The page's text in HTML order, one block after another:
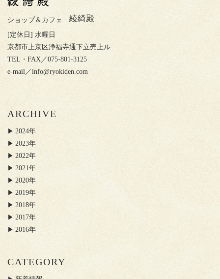
ショップ＆カフェ 綾綺殿
[定休日] 水曜日
京都市上京区浄福寺通下立売上ル
TEL・FAX／075-801-3125
e-mail／info@ryokiden.com
ARCHIVE
2024年
2023年
2022年
2021年
2020年
2019年
2018年
2017年
2016年
CATEGORY